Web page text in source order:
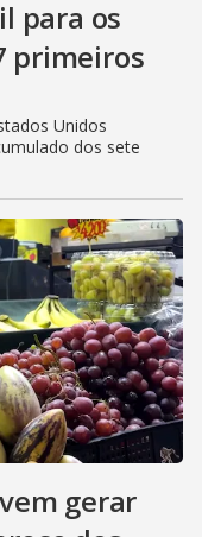
para os
primeiros
Unidos
dos sete
gerar